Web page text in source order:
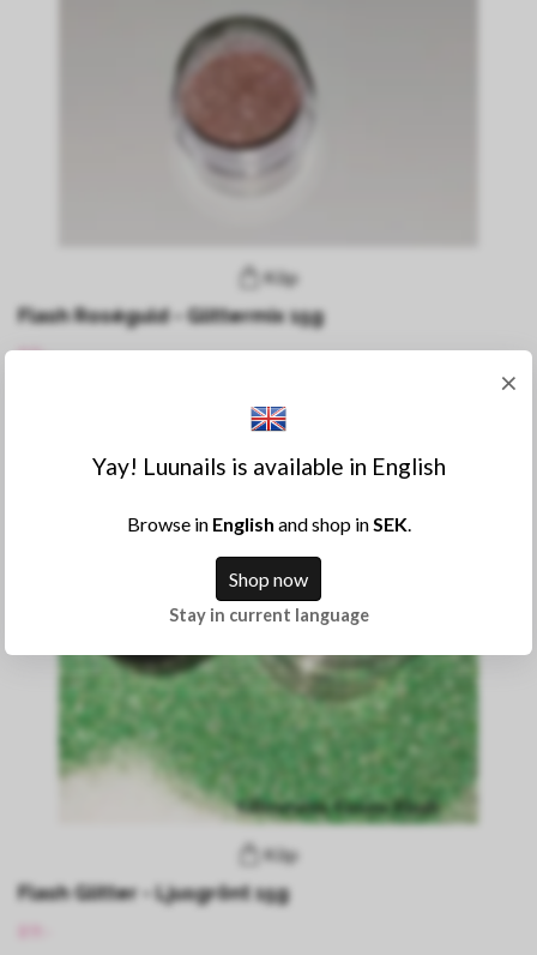
Köp
Flash Roséguld - Glittermix 15g
89:-
Köp
Flash Glitter - Ljusgrönt 15g
×
Yay! Luunails is available in English
Browse in English and shop inSEK.
Shop now
Stay in current language